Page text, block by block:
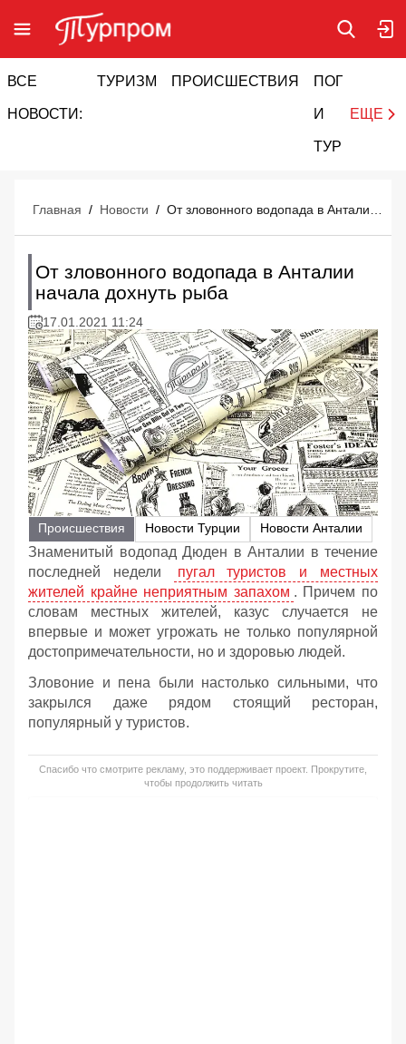
ВСЕ
НОВОСТИ:
ТУРИЗМ ПРОИСШЕСТВИЯ ПОГОДА
И
ТУРИЗМ
ЕЩЕ
Главная / Новости /
От зловонного водопада в Анталии
начала дохнуть рыба
17.01.2021 11:24
Происшествия Новости Турции Новости Анталии
Знаменитый водопад Дюден в Анталии в течение
последней недели
пугал туристов и местных
жителей крайне неприятным запахом . Причем по
словам местных жителей, казус случается не
впервые и может угрожать не только популярной
достопримечательности, но и здоровью людей.
Зловоние и пена были настолько сильными, что
закрылся даже рядом стоящий ресторан,
популярный у туристов.
Спасибо что смотрите рекламу, это поддерживает проект. Прокрутите,
чтобы продолжить читать